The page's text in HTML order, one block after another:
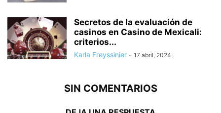
Secretos de la evaluación de
casinos en Casino de Mexicali:
сriterios...
Karla Freyssinier - 17 abril, 2024
SIN COMENTARIOS